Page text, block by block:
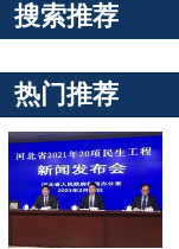
搜索推荐
热门推荐